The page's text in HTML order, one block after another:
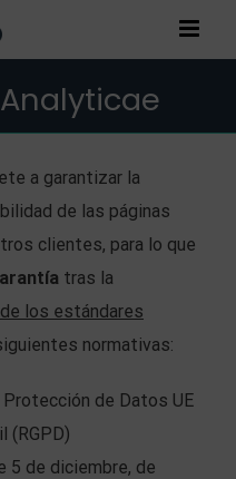
a garantizar la
de las páginas
clientes, para lo que
tras la
los estándares
normativas:
de Datos UE
(RGPD)
5 de diciembre, de